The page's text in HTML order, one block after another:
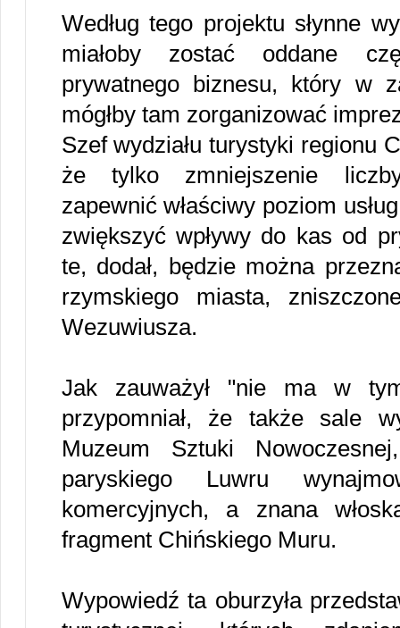
Według tego projektu słynne
miałoby zostać oddane
prywatnego biznesu, który w
mógłby tam zorganizować
Szef wydziału turystyki regionu
że tylko zmniejszenie
zapewnić właściwy poziom
zwiększyć wpływy do kas od
te, dodał, będzie można
rzymskiego miasta,
Wezuwiusza.
Jak zauważył "nie ma w
przypomniał, że także sale
Muzeum Sztuki
paryskiego Luwru
komercyjnych, a znana
fragment Chińskiego Muru.
Wypowiedź ta oburzyła